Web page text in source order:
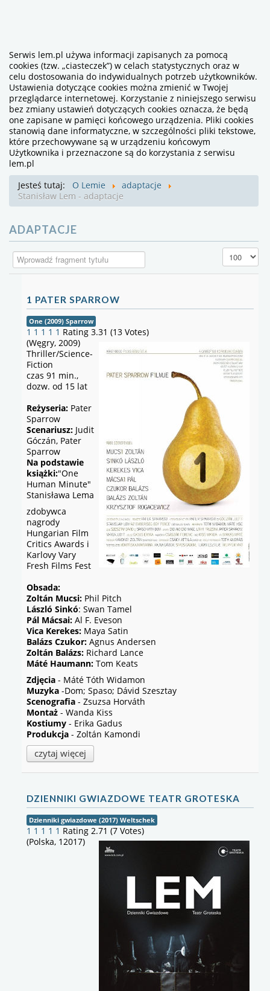
Serwis lem.pl używa informacji zapisanych za pomocą
cookies (tzw. „ciasteczek”) w celach statystycznych oraz w
celu dostosowania do indywidualnych potrzeb użytkowników.
Ustawienia dotyczące cookies można zmienić w Twojej
przeglądarce internetowej. Korzystanie z niniejszego serwisu
bez zmiany ustawień dotyczących cookies oznacza, że będą
one zapisane w pamięci końcowego urządzenia. Pliki cookies
stanowią dane informatyczne, w szczególności pliki tekstowe,
które przechowywane są w urządzeniu końcowym
Użytkownika i przeznaczone są do korzystania z serwisu
lem.pl
Jesteś tutaj:
O Lemie
adaptacje
Stanisław Lem - adaptacje
ADAPTACJE
Wprowadź fragment tytułu Pokaż #
1 PATER SPARROW
One (2009) Sparrow
1 1 1 1 1 Rating 3.31 (13 Votes)
(Węgry, 2009)
Thriller/Science-
Fiction
czas 91 min.,
dozw. od 15 lat
Reżyseria: Pater
Sparrow
Scenariusz: Judit
Góczán, Pater
Sparrow
Na podstawie
książki:"One
Human Minute"
Stanisława Lema
zdobywca
nagrody
Hungarian Film
Critics Awards i
Karlovy Vary
Fresh Films Fest
Obsada:
Zoltán Mucsi: Phil Pitch
László Sinkó: Swan Tamel
Pál Mácsai: Al F. Eveson
Vica Kerekes: Maya Satin
Balázs Czukor: Agnus Andersen
Zoltán Balázs: Richard Lance
Máté Haumann: Tom Keats
Zdjęcia - Máté Tóth Widamon
Muzyka -Dom; Spaso; Dávid Szesztay
Scenografia - Zsuzsa Horváth
Montaż - Wanda Kiss
Kostiumy - Erika Gadus
Produkcja - Zoltán Kamondi
czytaj więcej
DZIENNIKI GWIAZDOWE TEATR GROTESKA
Dzienniki gwiazdowe (2017) Weltschek
1 1 1 1 1 Rating 2.71 (7 Votes)
(Polska, 12017)